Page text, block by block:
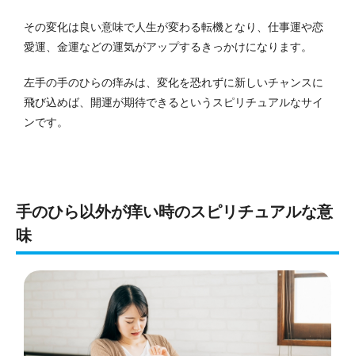
その変化は良い意味で人生が変わる転機となり、仕事運や恋
愛運、金運などの運気がアップするきっかけになります。
左手の手のひらの痒みは、変化を恐れずに新しいチャンスに
飛び込めば、開運が期待できるというスピリチュアルなサイ
ンです。
手のひら以外が痒い時のスピリチュアルな意
味